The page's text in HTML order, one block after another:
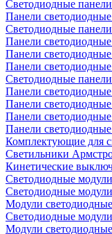
Светодиодные
Панели
Светодиодные
Панели
Панели
Панели
Светодиодные
Панели
Панели
Панели
Панели светодиодные
Комплектующие для
Светильники
Кинетические
Светодиодные модули
Светодиодные
Модули
Светодиодные
Модули